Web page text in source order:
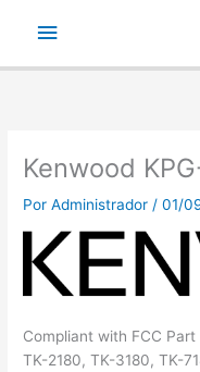
Menu
principal
Kenwood
PorAdministrador /01/
Compliant with FCC Part
TK-2180, TK-3180, TK-